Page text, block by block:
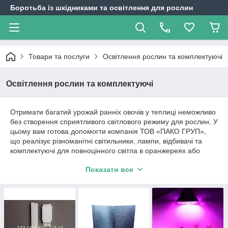
Боротьба із шкідниками та освітлення для рослин
Товари та послуги Освітлення рослин та комплектуючі
Освітлення рослин та комплектуючі
Отримати багатий урожай ранніх овочів у теплиці неможливо
без створення сприятливого світлового режиму для рослин. У
цьому вам готова допомогти компанія ТОВ «ПАКО ГРУП»,
що реалізує різноманітні світильники, лампи, відбивачі та
комплектуючі для повноцінного світла в оранжереях або
Лампи та світильники для рослин
Вирощування овочів і перших ягід у теплиці вимагає
Показати все